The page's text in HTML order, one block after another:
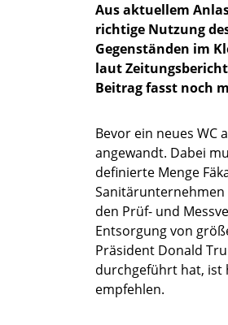
Aus aktuellem
richtige Nutzung
Gegenständen im
laut
Beitrag fasst noch
Bevor ein neues
angewandt. Dabei
definierte Menge
den Prüf- und
Entsorgung von
Präsident Donald
durchgeführt hat, ist
empfehlen.